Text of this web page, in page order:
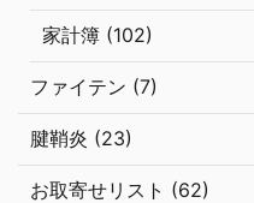
家計簿 (102)
ファイテン (7)
腱鞘炎 (23)
お取寄せリスト (62)